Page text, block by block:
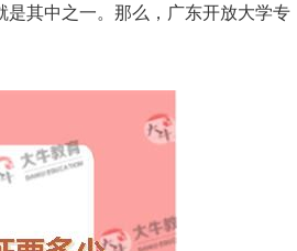
是其中之一。那么，广东开放大学专